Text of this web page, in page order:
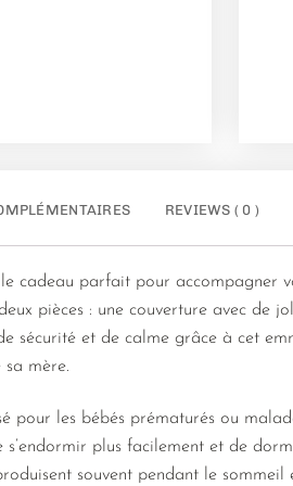
REVIEWS ( 0 )
cadeau parfait pour
pièces : une couverture avec de
sécurité et de calme grâce à cet
mère.
pour les bébés prématurés ou
plus facilement et de
souvent pendant le